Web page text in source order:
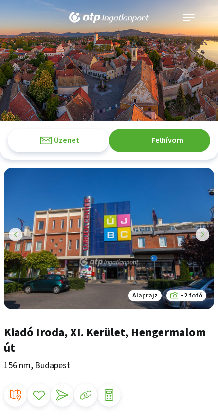
Navigáció
kinyitása
Üzenet Felhívom
Alaprajz +2 fotó
Kiadó Iroda, XI. Kerület, Hengermalom
út
156 nm, Budapest